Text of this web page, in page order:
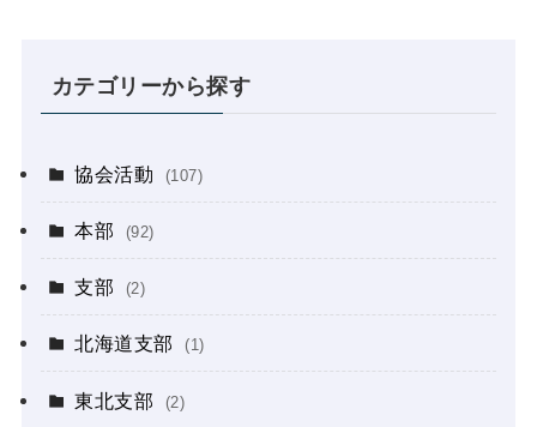
カテゴリーから探す
協会活動 (107)
本部 (92)
支部 (2)
北海道支部 (1)
東北支部 (2)